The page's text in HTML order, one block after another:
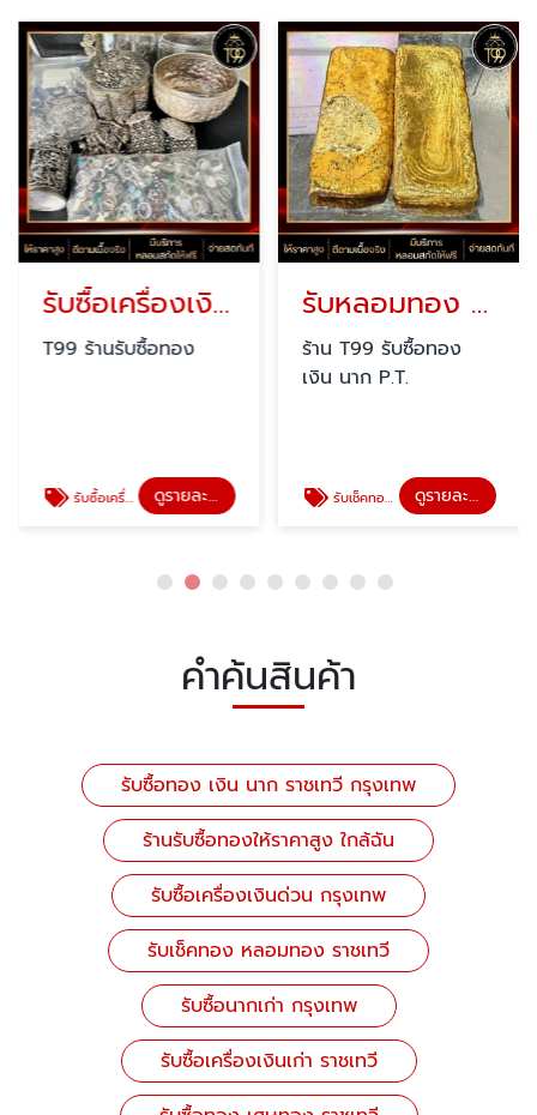
รับซื้อเครื่องเงินด่วน กรุงเทพ
T99 ร้านรับซื้อทอง
รับซื้อเครื่องเงินด่วน กรุงเทพ ดูรายละเอียด
รับหลอมทอง ราชเทวี
ร้าน T99 รับซื้อทอง
เงิน นาก P.T.
รับเช็คทอง หลอมทอง ราชเทวี ดูรายละเอียด
คำค้นสินค้า
รับซื้อทอง เงิน นาก ราชเทวี กรุงเทพ
ร้านรับซื้อทองให้ราคาสูง ใกล้ฉัน
รับซื้อเครื่องเงินด่วน กรุงเทพ
รับเช็คทอง หลอมทอง ราชเทวี
รับซื้อนากเก่า กรุงเทพ
รับซื้อเครื่องเงินเก่า ราชเทวี